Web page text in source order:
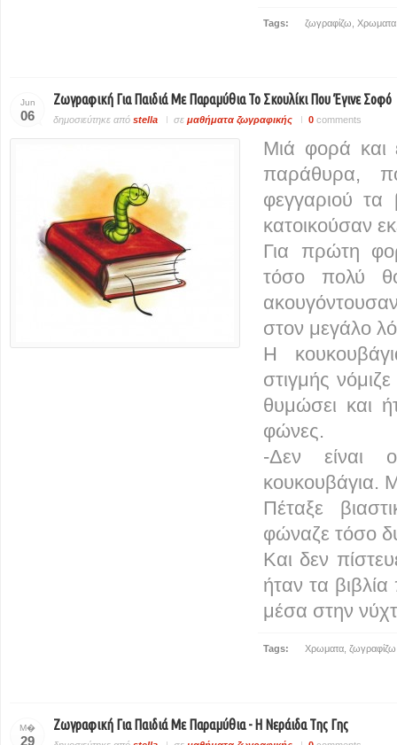
Tags: ζωγραφίζω Χρωματα
Jun
06
Ζωγραφική Για Παιδιά Με Παραμύθια Το Σκουλίκι Που Έγινε Σοφό
δημοσιεύτηκε από stella σε μαθήματα ζωγραφικής 0 comments
Μιά φορά και
παράθυρα,
φεγγαριού
κατοικούσαν
Για πρώτη
τόσο πολύ
στον μεγάλο
Η
στιγμής
θυμώσει και
φώνες.
-Δεν είναι
κουκουβάγια.
Πέταξε
φώναζε τόσο
Και δεν
ήταν τα
μέσα στην
Tags: Χρωματα ζωγραφίζω
Μ�
29
Ζωγραφική Για Παιδιά Με Παραμύθια - Η Νεράιδα Της Γης